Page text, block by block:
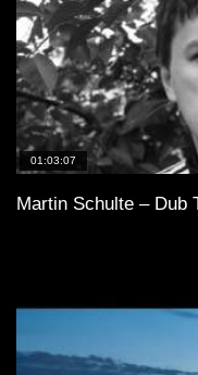
01:03:07
Martin Schulte – Dub